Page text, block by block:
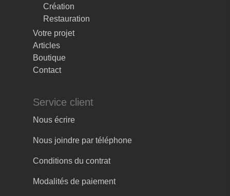
Création
Restauration
Votre projet
Articles
Boutique
Contact
Service client
Nous écrire
Nous joindre par téléphone
Conditions du contrat
Modalités de paiement